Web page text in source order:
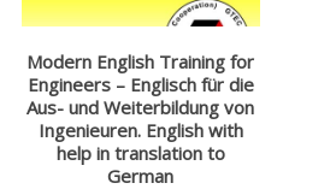
Modern English Training for
Engineers – Englisch für die
Aus- und Weiterbildung von
Ingenieuren. English with
help in translation to
German